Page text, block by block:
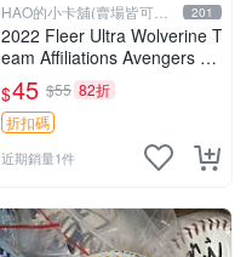
HAO的小卡舖(賣場皆可議
價
201
2022 Fleer Ultra Wolverine T
eam Affiliations Avengers Un
ity Squad
$45 $55 82折
折扣碼
近期銷量1件